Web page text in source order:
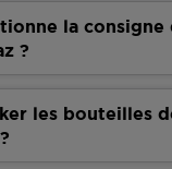
la consigne
?
les bouteilles